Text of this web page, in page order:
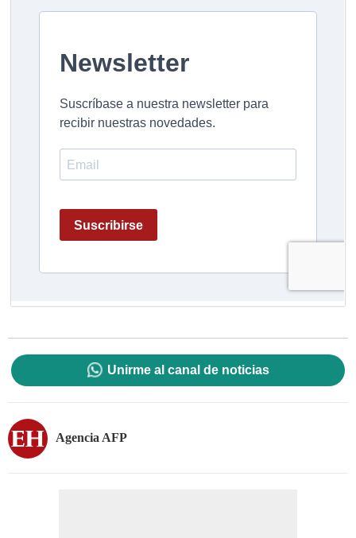
Unirme al canal de noticias
Agencia AFP